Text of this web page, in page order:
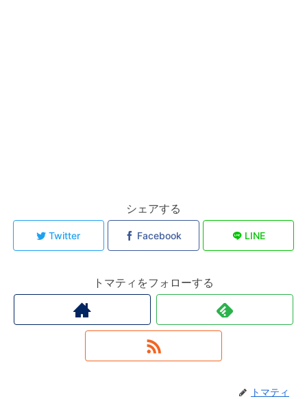
シェアする
Twitter Facebook LINE
トマティをフォローする
トマティ